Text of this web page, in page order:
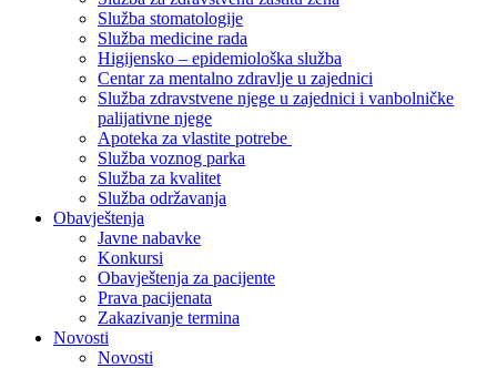
Služba stomatologije
Služba medicine rada
Higijensko – epidemiološka služba
Centar za mentalno zdravlje u zajednici
Služba zdravstvene njege u zajednici i vanbolničke
palijativne njege
Apoteka za vlastite potrebe
Služba voznog parka
Služba za kvalitet
Služba održavanja
Obavještenja
Javne nabavke
Konkursi
Obavještenja za pacijente
Prava pacijenata
Zakazivanje termina
Novosti
Novosti